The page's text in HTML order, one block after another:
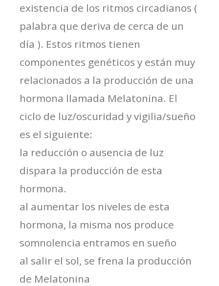
existencia de los ritmos circadianos (
palabra que deriva de cerca de un
día ). Estos ritmos tienen
componentes genéticos y están muy
relacionados a la producción de una
hormona llamada Melatonina. El
ciclo de luz/oscuridad y vigilia/sueño
es el siguiente:
la reducción o ausencia de luz
dispara la producción de esta
hormona.
al aumentar los niveles de esta
hormona, la misma nos produce
somnolencia entramos en sueño
al salir el sol, se frena la producción
de Melatonina